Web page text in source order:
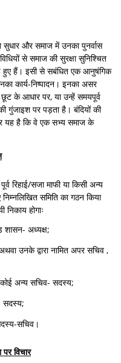
सुधार और समाज में उनका पुनर्वास
से समाज की सुरक्षा सुनिश्चित
हुए हैं। इसी से सबंधित एक आनुषंगिक
कार्य-निष्पादन। इनका असर
छूट के आधार पर, या उन्हें समयपूर्व
गुंजाइश पर पड़ता है। बंदियों की
यह है कि वे एक सभ्य समाज के
रिहाई/सजा माफी या किसी अन्य
समिति का गठन किया
होगाः
शासन- अध्यक्ष;
उनके द्वारा नामित अपर सचिव ,
कोई अन्य सचिव- सदस्य;
सदस्य;
सचिव।
विचार